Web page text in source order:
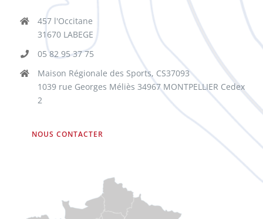
457 l'Occitane
31670 LABEGE
05 82 95 37 75
Maison Régionale des Sports, CS37093
1039 rue Georges Méliès 34967 MONTPELLIER Cedex
2
NOUS CONTACTER